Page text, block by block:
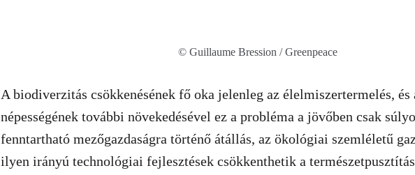
© Guillaume Bression / Greenpeace
A biodiverzitás csökkenésének fő oka jelenleg az élelmiszertermelés, és
népességének további növekedésével ez a probléma a jövőben csak
fenntartható mezőgazdaságra történő átállás, az ökológiai szemléletű
ilyen irányú technológiai fejlesztések csökkenthetik a